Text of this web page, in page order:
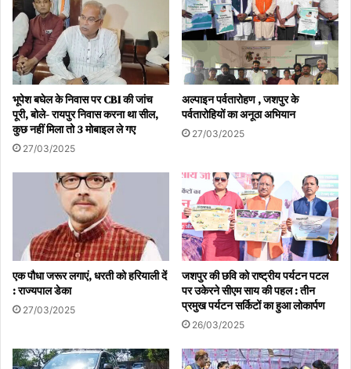
भूपेश बघेल के निवास पर CBI की जांच
पूरी, बोले- रायपुर निवास करना था सील,
कुछ नहीं मिला तो 3 मोबाइल ले गए
27/03/2025
अल्पाइन पर्वतारोहण , जशपुर के
पर्वतारोहियों का अनूठा अभियान
27/03/2025
एक पौधा जरूर लगाएं, धरती को हरियाली दें
: राज्यपाल डेका
27/03/2025
जशपुर की छवि को राष्ट्रीय पर्यटन पटल
पर उकेरने सीएम साय की पहल : तीन
प्रमुख पर्यटन सर्किटों का हुआ लोकार्पण
26/03/2025